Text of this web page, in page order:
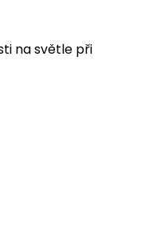
na světle při